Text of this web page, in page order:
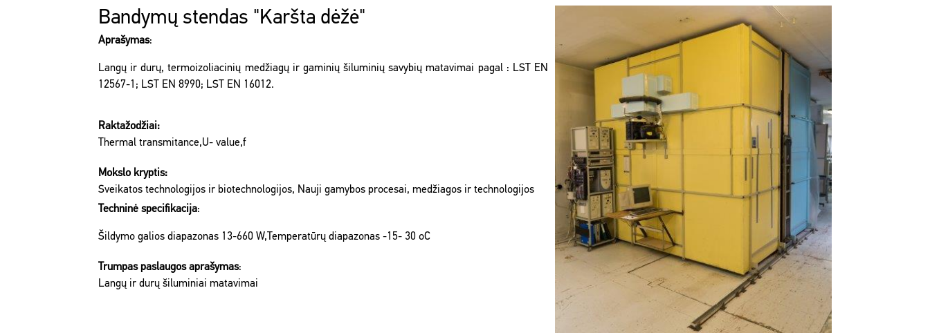
Bandymų stendas "Karšta dėžė"
Aprašymas:
Langų ir durų, termoizoliacinių medžiagų ir gaminių šiluminių savybių matavimai pagal : LST EN
12567-1; LST EN 8990; LST EN 16012.
Raktažodžiai:
Thermal transmitance,U- value,f
Mokslo kryptis:
Sveikatos technologijos ir biotechnologijos, Nauji gamybos procesai, medžiagos ir technologijos
Techninė specifikacija:
Šildymo galios diapazonas 13-660 W,Temperatūrų diapazonas -15- 30 oC
Trumpas paslaugos aprašymas:
Langų ir durų šiluminiai matavimai